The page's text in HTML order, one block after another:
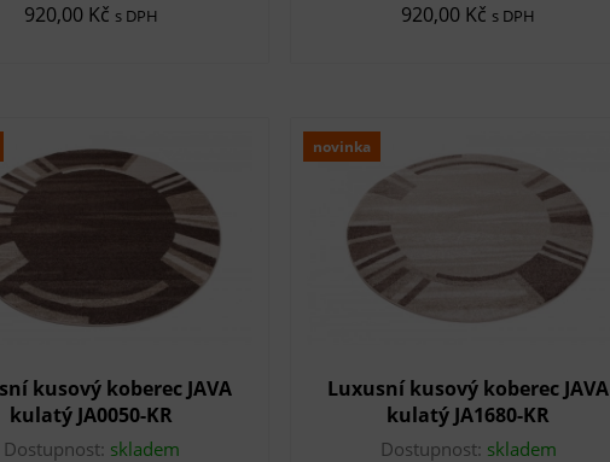
920,00 Kč s DPH 920,00 Kč s DPH
kusový koberec JAVA
kulatý JA0050-KR
Dostupnost: skladem
novinka
Luxusní kusový koberec JAVA
kulatý JA1680-KR
Dostupnost: skladem